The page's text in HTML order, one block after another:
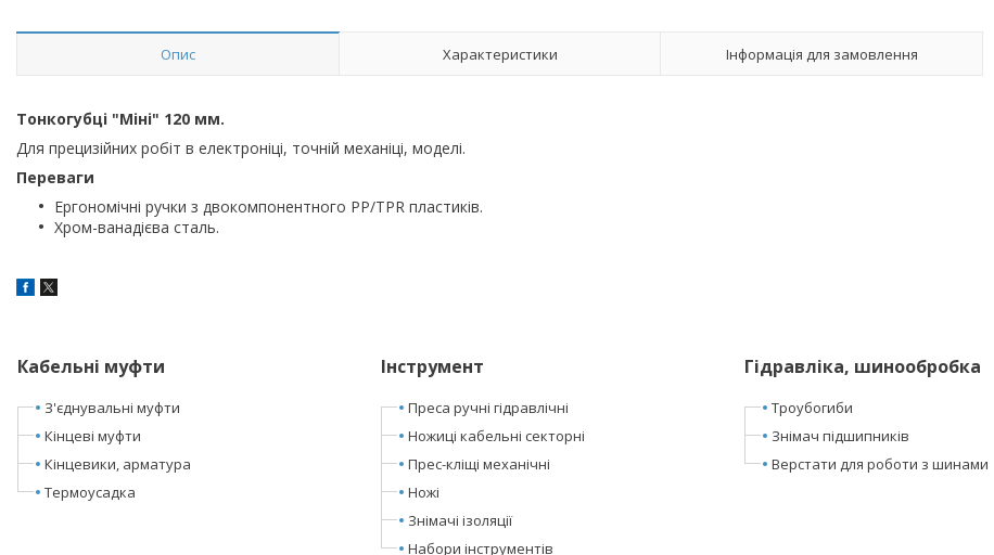
Опис Характеристики Інформація для замовлення
Тонкогубці "Міні" 120 мм.
Для прецизійних робіт в електроніці, точній механіці, моделі.
Переваги
Ергономічні ручки з двокомпонентного PP/TPR пластиків.
Хром-ванадієва сталь.
Кабельні муфти
З'єднувальні муфти
Кінцеві муфти
Кінцевики, арматура
Термоусадка
Інструмент
Преса ручні гідравлічні
Ножиці кабельні секторні
Прес-кліщі механічні
Ножі
Знімачі ізоляції
Набори інструментів
Гідравліка, шинообробка
Троубогиби
Знімач підшипників
Верстати для роботи з шинами